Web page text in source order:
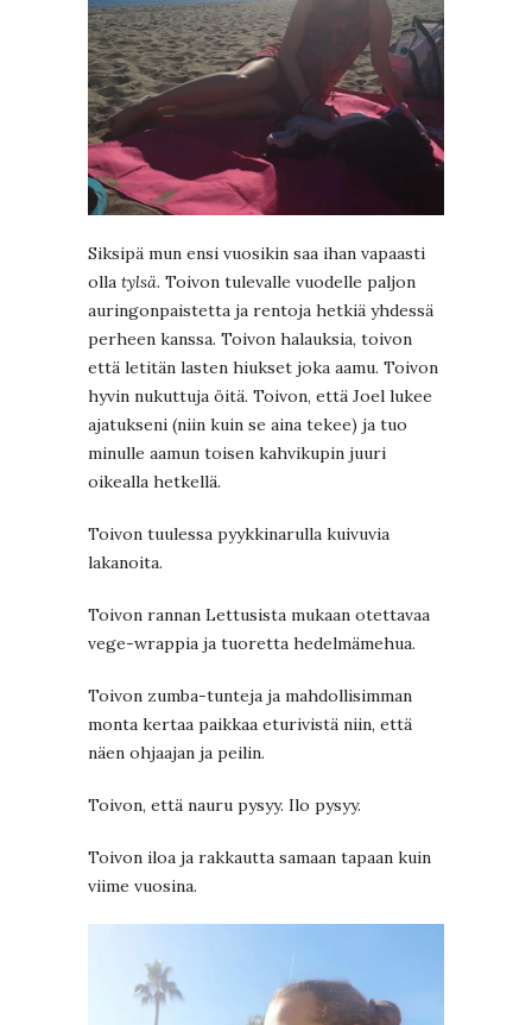
Siksipä mun ensi vuosikin saa ihan vapaasti
olla tylsä. Toivon tulevalle vuodelle paljon
auringonpaistetta ja rentoja hetkiä yhdessä
perheen kanssa. Toivon halauksia, toivon
että letitän lasten hiukset joka aamu. Toivon
hyvin nukuttuja öitä. Toivon, että Joel lukee
ajatukseni (niin kuin se aina tekee) ja tuo
minulle aamun toisen kahvikupin juuri
oikealla hetkellä.
Toivon tuulessa pyykkinarulla kuivuvia
lakanoita.
Toivon rannan Lettusista mukaan otettavaa
vege-wrappia ja tuoretta hedelmämehua.
Toivon zumba-tunteja ja mahdollisimman
monta kertaa paikkaa eturivistä niin, että
näen ohjaajan ja peilin.
Toivon, että nauru pysyy. Ilo pysyy.
Toivon iloa ja rakkautta samaan tapaan kuin
viime vuosina.